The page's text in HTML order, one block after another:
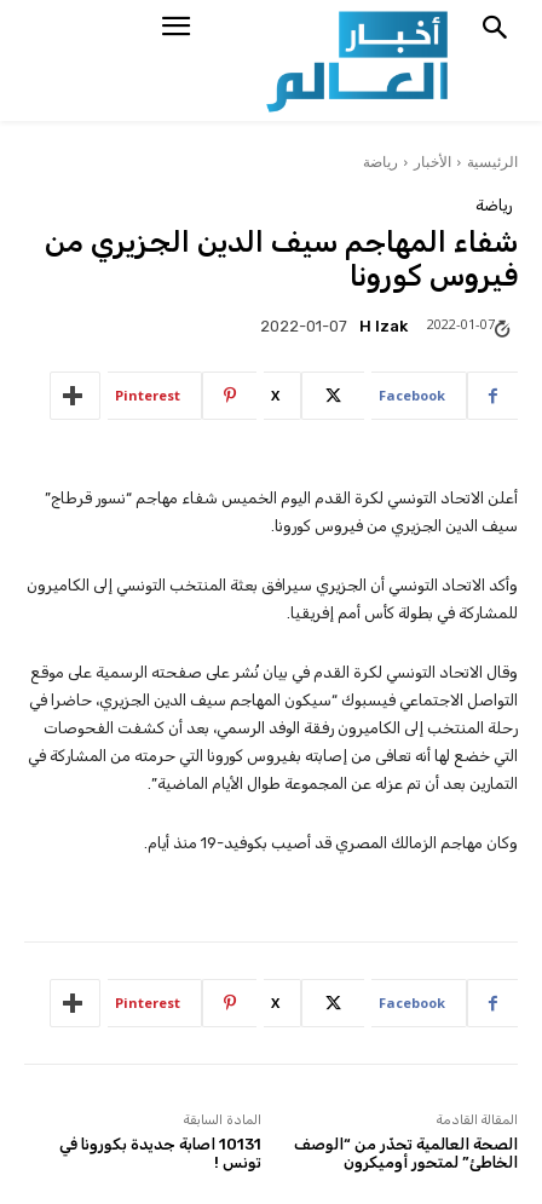
الرئيسية الأخبار رياضة
رياضة
شفاء المهاجم سيف الدين الجزيري من
فيروس كورونا
H Izak
2022-01-07 2022-01-07
Facebook
X
Pinterest
أعلن الاتحاد التونسي لكرة القدم اليوم الخميس شفاء مهاجم “نسور قرطاج”
سيف الدين الجزيري من فيروس كورونا.
وأكد الاتحاد التونسي أن الجزيري سيرافق بعثة المنتخب التونسي إلى الكاميرون
للمشاركة في بطولة كأس أمم إفريقيا.
وقال الاتحاد التونسي لكرة القدم في بيان نُشر على صفحته الرسمية على موقع
التواصل الاجتماعي فيسبوك “سيكون المهاجم سيف الدين الجزيري، حاضرا في
رحلة المنتخب إلى الكاميرون رفقة الوفد الرسمي، بعد أن كشفت الفحوصات
التي خضع لها أنه تعافى من إصابته بفيروس كورونا التي حرمته من المشاركة في
التمارين بعد أن تم عزله عن المجموعة طوال الأيام الماضية”.
وكان مهاجم الزمالك المصري قد أصيب بكوفيد-19 منذ أيام.
Facebook
X
Pinterest
المادة السابقة
10131 اصابة جديدة بكورونا في
تونس !
المقالة القادمة
الصحة العالمية تحذّر من “الوصف
الخاطئ” لمتحور أوميكرون